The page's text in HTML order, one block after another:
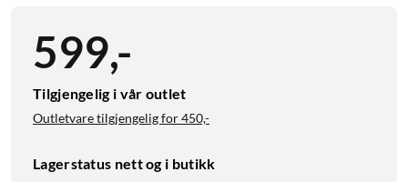
599,-
Tilgjengelig i vår outlet
Outletvare tilgjengelig for450,-
Lagerstatus nett og i butikk